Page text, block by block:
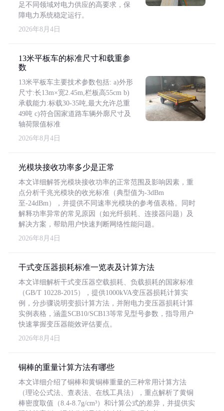
足不同领域对电力供应的高要求，保
障电力系统稳定运行。
2026年8月4日
13米平板车的标准尺寸和载重参
数
13米平板车主要技术参数包括: a)外形
尺寸:长13m×宽2.45m,栏板高55cm b)
承载能力:标载30-35吨,最大允许总重
49吨 c)符合国家道路车辆外廓尺寸及
轴荷限值标准
2026年8月4日
光模块接收功率多少是正常
本文详细解答光模块接收功率的正常范围及影响因素，重
点分析千兆光模块的收光标准（典型值为-3dBm
至-24dBm），并提供不同速率光模块的参考值表格。同时
解释功率异常的常见原因（如光纤损耗、连接器问题）及
解决方案，帮助用户快速判断网络性能问题。
2026年8月4日
干式变压器损耗标准一览表及计算方法
本文详细解析干式变压器空载损耗、负载损耗的国家标准
（GB/T 10228-2015），提供1000kVA变压器损耗计算实
例，分步骤说明变损计算方法，并附电力变压器损耗计算
实例表格，涵盖SCB10/SCB13等常见型号参数，指导用户
快速掌握变压器能效评估要点。
2026年8月4日
铜棒的重量计算方法有哪些
本文详细介绍了铜棒和黄铜棒重量的三种常用计算方法
（理论公式法、查表法、在线工具法），重点解析了黄铜
棒密度取值（8.4-8.7g/cm³）和计算公式的差异，并提供实